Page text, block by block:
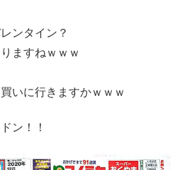
ンタイン？
ますねｗｗｗ
いに行きますかｗｗｗ
ン！！